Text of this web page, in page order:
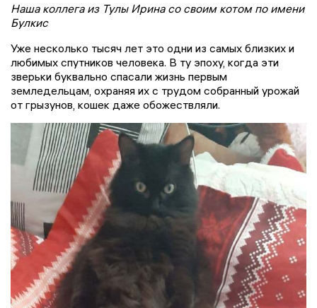
Наша коллега из Тулы Ирина со своим котом по имени
Булкис
Уже несколько тысяч лет это одни из самых близких и
любимых спутников человека. В ту эпоху, когда эти
зверьки буквально спасали жизнь первым
земледельцам, охраняя их с трудом собранный урожай
от грызунов, кошек даже обожествляли.